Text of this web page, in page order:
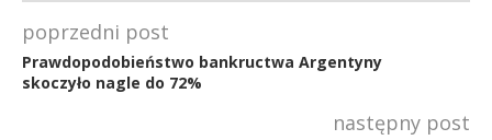
poprzedni post
Prawdopodobieństwo bankructwa Argentyny
skoczyło nagle do 72%
następny post